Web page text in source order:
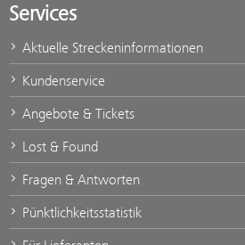
Services
Aktuelle Streckeninformationen
Kundenservice
Angebote & Tickets
Lost & Found
Fragen & Antworten
Pünktlichkeitsstatistik